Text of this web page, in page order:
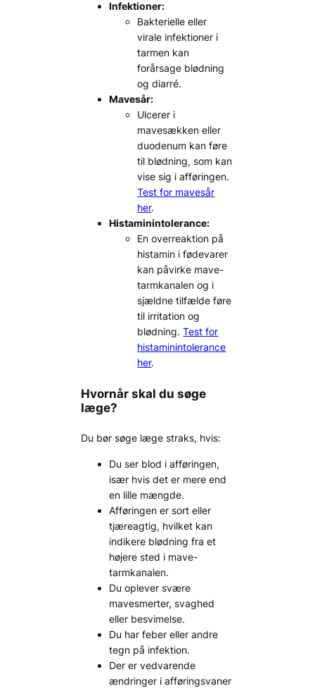
Infektioner:
Bakterielle eller
virale infektioner i
tarmen kan
forårsage blødning
og diarré.
Mavesår:
Ulcerer i
mavesækken eller
duodenum kan føre
til blødning, som kan
vise sig i afføringen.
Test for mavesår
her.
Histaminintolerance:
En overreaktion på
histamin i fødevarer
kan påvirke mave-
tarmkanalen og i
sjældne tilfælde føre
til irritation og
blødning.Test for
histaminintolerance
her.
Hvornår skal du søge
læge?
Du bør søge læge straks, hvis:
Du ser blod i afføringen,
især hvis det er mere end
en lille mængde.
Afføringen er sort eller
tjæreagtig, hvilket kan
indikere blødning fra et
højere sted i mave-
tarmkanalen.
Du oplever svære
mavesmerter, svaghed
eller besvimelse.
Du har feber eller andre
tegn på infektion.
Der er vedvarende
ændringer i afføringsvaner